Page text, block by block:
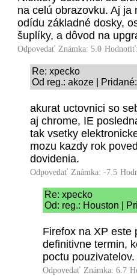
na celú obrazovku. Aj
odídu základné dosky,
šuplíky, a dôvod na
Odpovedať Známka: 5.0
Re: xpecko
Od reg.: akoze |
akurat uctovnici so
aj chrome, IE
tak vsetky
mozu kazdy rok
dovidenia.
Odpovedať Známka: -7.5
Re: xpecko
Od: reg.: Houston |
Firefox na XP este
definitivne termin,
poctu pouzivatelov.
Odpovedať Známka: 6.7